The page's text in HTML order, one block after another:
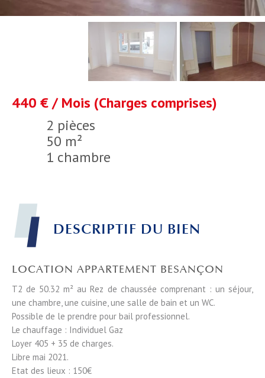
2 pièces
50 m²
1 chambre
440 € / Mois (Charges comprises)
DESCRIPTIF DU BIEN
LOCATION APPARTEMENT BESANÇON
T2 de 50.32 m² au Rez de chaussée comprenant : un séjour,
une chambre, une cuisine, une salle de bain et un WC.
Possible de le prendre pour bail professionnel.
Le chauffage : Individuel Gaz
Loyer 405 + 35 de charges.
Libre mai 2021.
Etat des lieux : 150€